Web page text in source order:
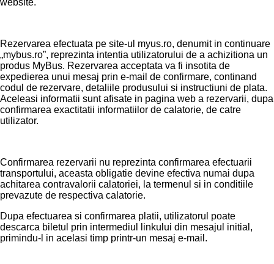
website.
Rezervarea efectuata pe site-ul myus.ro, denumit in continuare
„mybus.ro”, reprezinta intentia utilizatorului de a achizitiona un
produs MyBus. Rezervarea acceptata va fi insotita de
expedierea unui mesaj prin e-mail de confirmare, continand
codul de rezervare, detaliile produsului si instructiuni de plata.
Aceleasi informatii sunt afisate in pagina web a rezervarii, dupa
confirmarea exactitatii informatiilor de calatorie, de catre
utilizator.
Confirmarea rezervarii nu reprezinta confirmarea efectuarii
transportului, aceasta obligatie devine efectiva numai dupa
achitarea contravalorii calatoriei, la termenul si in conditiile
prevazute de respectiva calatorie.
Dupa efectuarea si confirmarea platii, utilizatorul poate
descarca biletul prin intermediul linkului din mesajul initial,
primindu-l in acelasi timp printr-un mesaj e-mail.